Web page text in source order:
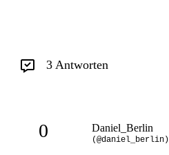
3 Antworten
0 Daniel_Berlin
(@daniel_berlin)